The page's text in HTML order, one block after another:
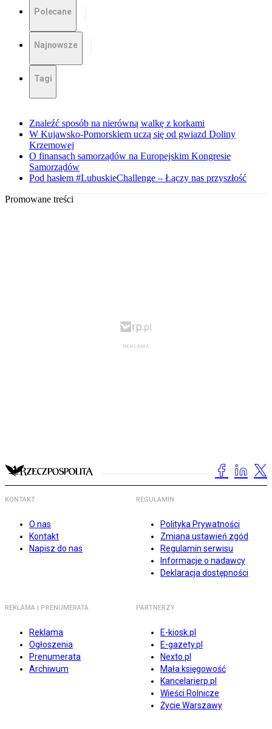
Polecane
Najnowsze
Tagi
Znaleźć sposób na nierówną walkę z korkami
W Kujawsko-Pomorskiem uczą się od gwiazd Doliny
Krzemowej
O finansach samorządów na Europejskim Kongresie
Samorządów
Pod hasłem #LubuskieChallenge – Łączy nas przyszłość
Promowane treści
KONTAKT
O nas
Kontakt
Napisz do nas
REGULAMIN
Polityka Prywatności
Zmiana ustawień zgód
Regulamin serwisu
Informacje o nadawcy
Deklaracja dostępności
REKLAMA I PRENUMERATA
Reklama
Ogłoszenia
Prenumerata
Archiwum
PARTNERZY
E-kiosk.pl
E-gazety.pl
Nexto.pl
Mała księgowość
Kancelarierp.pl
Wieści Rolnicze
Życie Warszawy